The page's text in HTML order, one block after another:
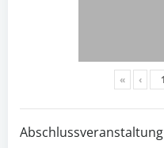
« ‹
Abschlussveranstaltung